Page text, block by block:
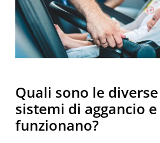
Quali sono le
sistemi di aggancio
funzionano?